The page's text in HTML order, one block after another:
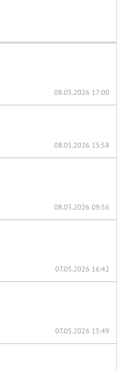
08.05.2026 17:00
08.05.2026 15:58
08.05.2026 09:56
07.05.2026 16:42
07.05.2026 15:49